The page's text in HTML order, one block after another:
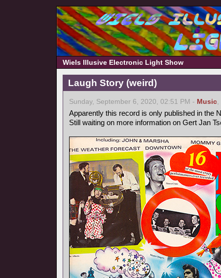
Wiels Illusive Electronic Light Show
Laugh Story (weird)
Sunday, September 6, 2020, 02:51 PM - Music,
Apparently this record is only published in the
Still waiting on more information on Gert Jan